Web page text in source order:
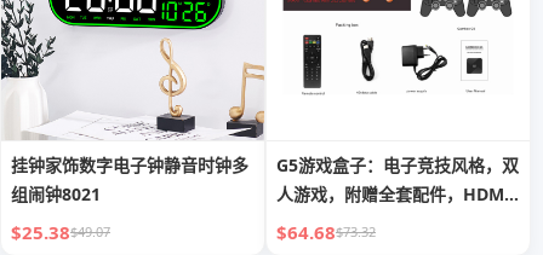
挂钟家饰数字电子钟静音时钟多
组闹钟8021
$25.38$49.07
G5游戏盒子：电子竞技风格，双
人游戏，附赠全套配件，HDMI
输出
$64.68$73.32